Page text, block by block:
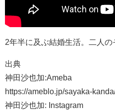
2年半に及ぶ結婚生活。二人の
出典
神田沙也加:Ameba
https://ameblo.jp/sayaka-
神田沙也加: Instagram